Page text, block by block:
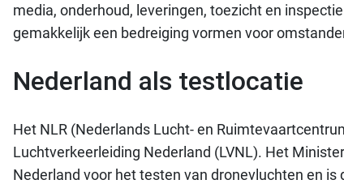
media, onderhoud, leveringen, toezicht en
gemakkelijk een bedreiging vormen voor
Nederland als testlocatie
Het NLR (Nederlands Lucht- en
Luchtverkeerleiding Nederland (LVNL). Het
Nederland voor het testen van dronevluchten en